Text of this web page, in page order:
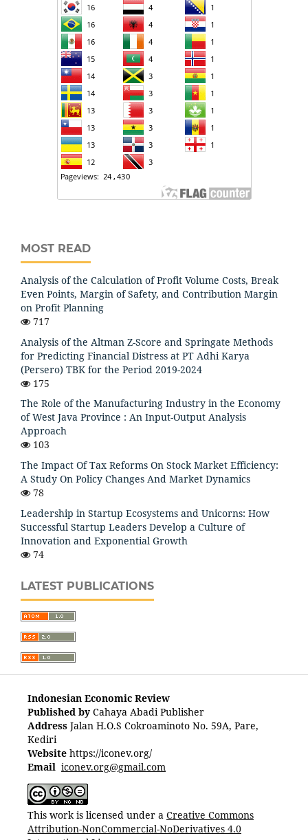
MOST READ
Analysis of the Calculation of Profit Volume Costs, Break
Even Points, Margin of Safety, and Contribution Margin
on Profit Planning
717
Analysis of the Altman Z-Score and Springate Methods
for Predicting Financial Distress at PT Adhi Karya
(Persero) TBK for the Period 2019-2024
175
The Role of the Manufacturing Industry in the Economy
of West Java Province : An Input-Output Analysis
Approach
103
The Impact Of Tax Reforms On Stock Market Efficiency:
A Study On Policy Changes And Market Dynamics
78
Leadership in Startup Ecosystems and Unicorns: How
Successful Startup Leaders Develop a Culture of
Innovation and Exponential Growth
74
LATEST PUBLICATIONS
Indonesian Economic Review
Published by Cahaya Abadi Publisher
Address Jalan H.O.S Cokroaminoto No. 59A, Pare,
Kediri
Websitehttps://iconev.org/
Email iconev.org@gmail.com
This work is licensed under a Creative Commons
Attribution-NonCommercial-NoDerivatives 4.0